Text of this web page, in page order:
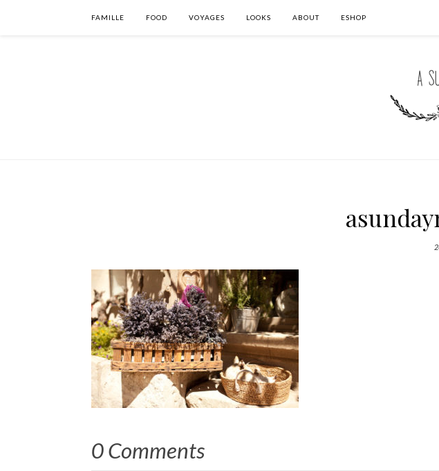
FAMILLE FOOD VOYAGES LOOKS ABOUT ESHOP
0 Comments